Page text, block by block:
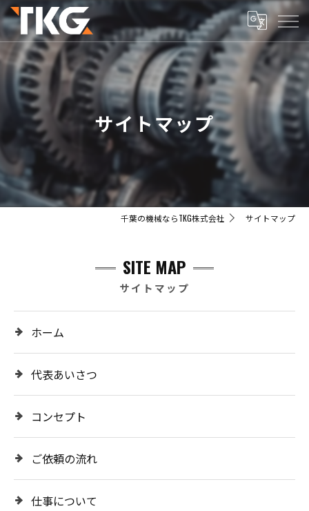
サイトマップ
千葉の機械ならTKG株式会社 サイトマップ
サイトマップ
SITE MAP
ホーム
代表あいさつ
コンセプト
ご依頼の流れ
仕事について